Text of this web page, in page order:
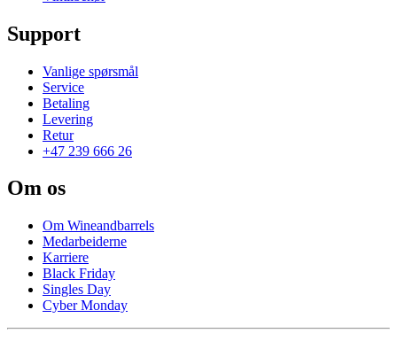
Support
Vanlige spørsmål
Service
Betaling
Levering
Retur
+47 239 666 26
Om os
Om Wineandbarrels
Medarbeiderne
Karriere
Black Friday
Singles Day
Cyber Monday